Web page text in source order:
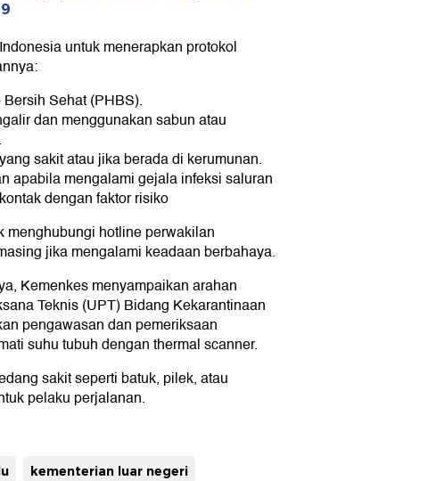
untuk menerapkan protokol
Sehat (PHBS).
dan menggunakan sabun atau
sakit atau jika berada di kerumunan.
apabila mengalami gejala infeksi saluran
dengan faktor risiko
menghubungi hotline perwakilan
jika mengalami keadaan berbahaya.
Kemenkes menyampaikan arahan
Teknis (UPT) Bidang Kekarantinaan
pengawasan dan pemeriksaan
suhu tubuh dengan thermal scanner.
sakit seperti batuk, pilek, atau
pelaku perjalanan.
kementerian luar negeri